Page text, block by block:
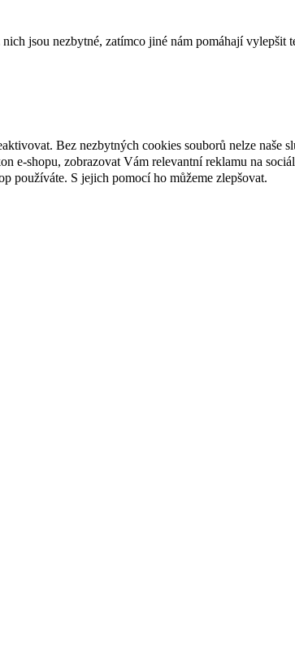
jsou nezbytné, zatímco jiné nám pomáhají
Bez nezbytných cookies souborů nelze naše
e-shopu, zobrazovat Vám relevantní reklamu na
používáte. S jejich pomocí ho můžeme zlepšovat.